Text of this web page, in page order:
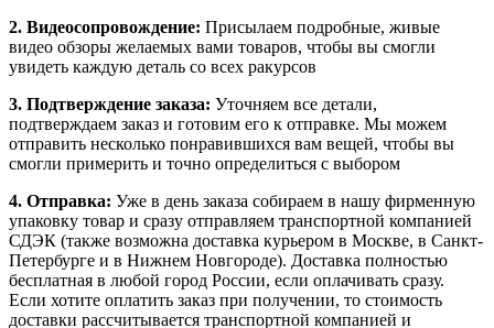
2. Видеосопровождение: Присылаем подробные, живые
видео обзоры желаемых вами товаров, чтобы вы смогли
увидеть каждую деталь со всех ракурсов
3. Подтверждение заказа: Уточняем все детали,
подтверждаем заказ и готовим его к отправке. Мы можем
отправить несколько понравившихся вам вещей, чтобы вы
смогли примерить и точно определиться с выбором
4. Отправка: Уже в день заказа собираем в нашу фирменную
упаковку товар и сразу отправляем транспортной компанией
СДЭК (также возможна доставка курьером в Москве, в Санкт-
Петербурге и в Нижнем Новгороде). Доставка полностью
бесплатная в любой город России, если оплачивать сразу.
Если хотите оплатить заказ при получении, то стоимость
доставки рассчитывается транспортной компанией и